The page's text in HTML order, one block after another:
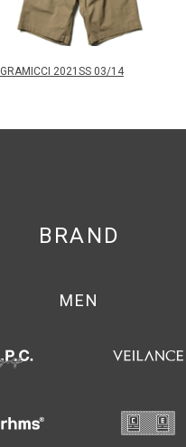
GRAMICCI 2021SS 03/14
BRAND
MEN